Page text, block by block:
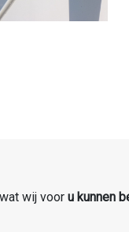
wij voor u kunnen